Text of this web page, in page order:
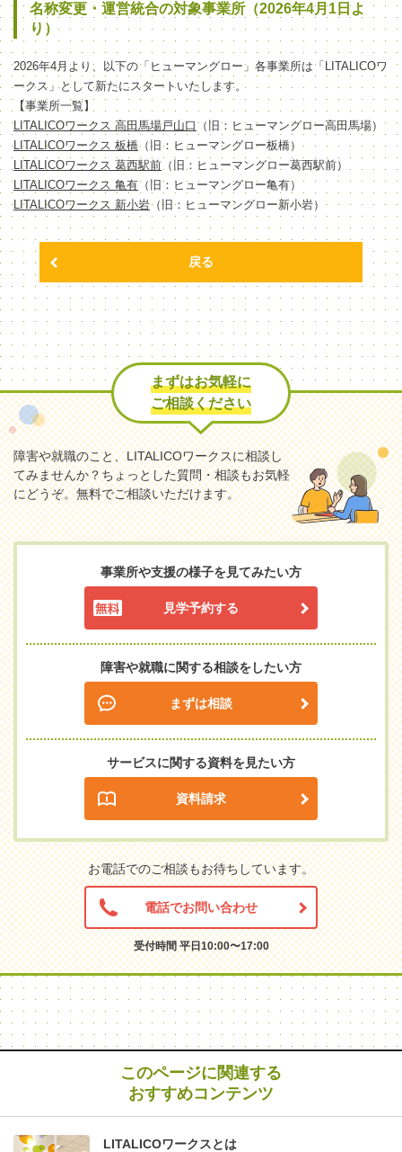
名称変更・運営統合の対象事業所（2026年4月1日よ
り）
2026年4月より、以下の「ヒューマングロー」各事業所は「LITALICOワ
ークス」として新たにスタートいたします。
【事業所一覧】
LITALICOワークス 高田馬場戸山口 （旧：ヒューマングロー高田馬場）
LITALICOワークス 板橋（旧：ヒューマングロー板橋）
LITALICOワークス 葛西駅前 （旧：ヒューマングロー葛西駅前）
LITALICOワークス 亀有（旧：ヒューマングロー亀有）
LITALICOワークス 新小岩（旧：ヒューマングロー新小岩）
戻る
まずはお気軽に
ご相談ください
障害や就職のこと、LITALICOワークスに相談し
てみませんか？ちょっとした質問・相談もお気軽
にどうぞ。無料でご相談いただけます。
事業所や支援の様子を見てみたい方
見学予約する
障害や就職に関する相談をしたい方
まずは相談
サービスに関する資料を見たい方
資料請求
お電話でのご相談もお待ちしています。
電話でお問い合わせ
受付時間 平日10:00〜17:00
このページに関連する
おすすめコンテンツ
LITALICOワークスとは